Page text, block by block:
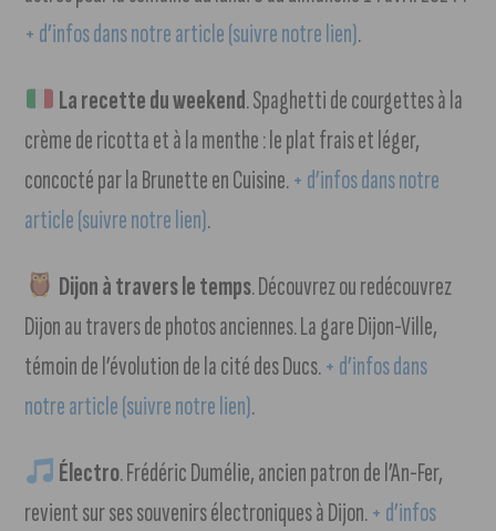
+ d’infos dans notre article (suivre notre lien).
La recette du weekend. Spaghetti de courgettes à la
crème de ricotta et à la menthe : le plat frais et léger,
concocté par la Brunette en Cuisine.+ d’infos dans notre
article (suivre notre lien).
Dijon à travers le temps. Découvrez ou redécouvrez
Dijon au travers de photos anciennes. La gare Dijon-Ville,
témoin de l’évolution de la cité des Ducs.+ d’infos dans
notre article (suivre notre lien).
Électro. Frédéric Dumélie, ancien patron de l’An-Fer,
revient sur ses souvenirs électroniques à Dijon.+ d’infos